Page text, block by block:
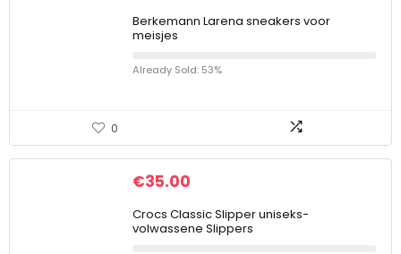
Berkemann Larena sneakers voor
meisjes
Already Sold: 53%
0
€35.00
Crocs Classic Slipper uniseks-
volwassene Slippers